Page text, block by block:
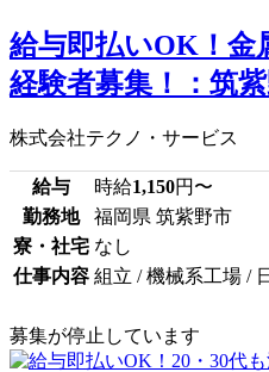
給与即払いOK！金
経験者募集！：筑
株式会社テクノ・サービス
給与 時給1,150円〜
勤務地
福岡県 筑紫野市
寮・社宅 なし
仕事内容 組立 / 機械系工場 /
募集が停止しています